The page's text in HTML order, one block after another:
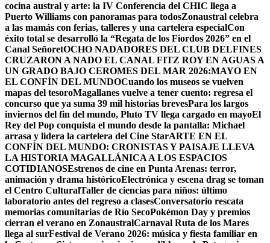
cocina austral y arte: la IV Conferencia del CHIC llega a
Puerto Williams con panoramas para todosZonaustral celebra
a las mamás con ferias, talleres y una cartelera especialCon
éxito total se desarrolló la “Regata de los Fiordos 2026” en el
Canal SeñoretOCHO NADADORES DEL CLUB DELFINES
CRUZARON A NADO EL CANAL FITZ ROY EN AGUAS A
UN GRADO BAJO CEROMES DEL MAR 2026:MAYO EN
EL CONFÍN DEL MUNDOCuando los museos se vuelven
mapas del tesoroMagallanes vuelve a tener cuento: regresa el
concurso que ya suma 39 mil historias brevesPara los largos
inviernos del fin del mundo, Pluto TV llega cargado en mayoEl
Rey del Pop conquista el mundo desde la pantalla: Michael
arrasa y lidera la cartelera del Cine StarARTE EN EL
CONFÍN DEL MUNDO: CRONISTAS Y PAISAJE LLEVA
LA HISTORIA MAGALLÁNICA A LOS ESPACIOS
COTIDIANOSEstrenos de cine en Punta Arenas: terror,
animación y drama históricoElectrónica y escena drag se toman
el Centro CulturalTaller de ciencias para niños: último
laboratorio antes del regreso a clasesConversatorio rescata
memorias comunitarias de Río SecoPokémon Day y premios
cierran el verano en ZonaustralCarnaval Ruta de los Mares
llega al surFestival de Verano 2026: música y fiesta familiar en